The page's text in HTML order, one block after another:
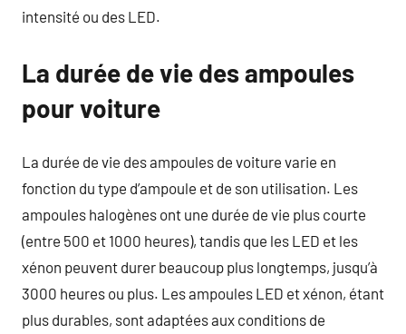
intensité ou des LED.
La durée de vie des ampoules
pour voiture
La durée de vie des ampoules de voiture varie en
fonction du type d’ampoule et de son utilisation. Les
ampoules halogènes ont une durée de vie plus courte
(entre 500 et 1000 heures), tandis que les LED et les
xénon peuvent durer beaucoup plus longtemps, jusqu’à
3000 heures ou plus. Les ampoules LED et xénon, étant
plus durables, sont adaptées aux conditions de